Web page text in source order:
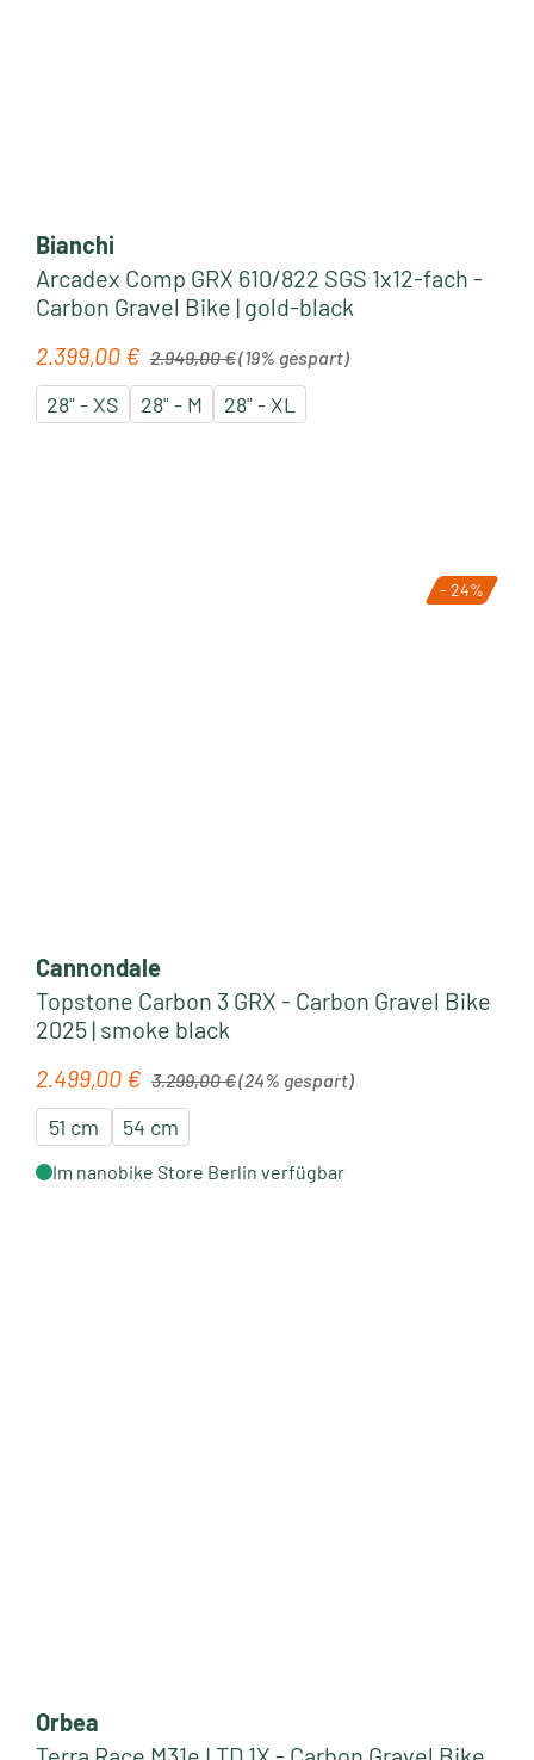
Bianchi
Arcadex Comp GRX 610/822 SGS 1x12-fach -
Carbon Gravel Bike | gold-black
Verkaufspreis:
2.399,00 € Regulärer Preis:
2.949,00 €(19% gespart)
28" - XS 28" - M 28" - XL
- 24%
Cannondale
Topstone Carbon 3 GRX - Carbon Gravel Bike
2025 | smoke black
Verkaufspreis:
2.499,00 € 3.299,00 €(24% gespart)
51 cm 54 cm
Im nanobike Store Berlin verfügbar
Orbea